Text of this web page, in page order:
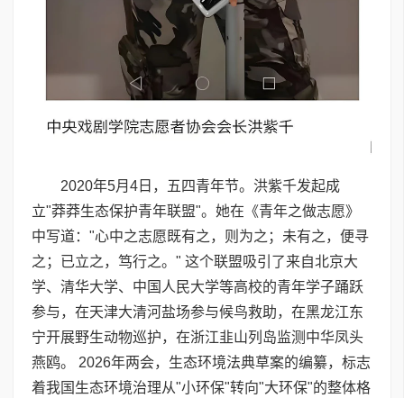
2020年5月4日，五四青年节。洪紫千发起成
立"莽莽生态保护青年联盟"。她在《青年之做志愿》
中写道："心中之志愿既有之，则为之；未有之，便寻
之；已立之，笃行之。" 这个联盟吸引了来自北京大
学、清华大学、中国人民大学等高校的青年学子踊跃
参与，在天津大清河盐场参与候鸟救助，在黑龙江东
宁开展野生动物巡护，在浙江韭山列岛监测中华凤头
燕鸥。 2026年两会，生态环境法典草案的编纂，标志
着我国生态环境治理从"小环保"转向"大环保"的整体格